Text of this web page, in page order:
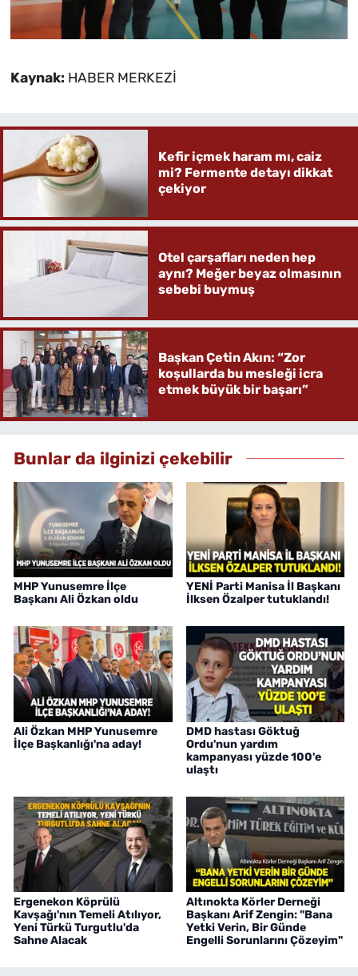
Kaynak: HABER MERKEZİ
Kefir içmek haram mı, caiz
mi? Fermente detayı dikkat
çekiyor
Otel çarşafları neden hep
aynı? Meğer beyaz olmasının
sebebi buymuş
Başkan Çetin Akın: “Zor
koşullarda bu mesleği icra
etmek büyük bir başarı”
Bunlar da ilginizi çekebilir
MHP Yunusemre İlçe
Başkanı Ali Özkan oldu
YENİ Parti Manisa İl Başkanı
İlksen Özalper tutuklandı!
Ali Özkan MHP Yunusemre
İlçe Başkanlığı'na aday!
DMD hastası Göktuğ
Ordu'nun yardım
kampanyası yüzde 100'e
ulaştı
Ergenekon Köprülü
Kavşağı'nın Temeli Atılıyor,
Yeni Türkü Turgutlu'da
Sahne Alacak
Altınokta Körler Derneği
Başkanı Arif Zengin: "Bana
Yetki Verin, Bir Günde
Engelli Sorunlarını Çözeyim"